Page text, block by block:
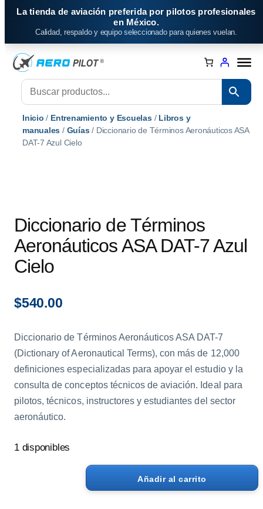
Saltar
La tienda de aviación preferida por pilotos profesionales
en México.
Calidad, respaldo y equipo seleccionado para quienes vuelan.
Inicio / Entrenamiento y Escuelas/ Libros y
manuales / Guías/ Diccionario de Términos Aeronáuticos ASA
DAT-7 Azul Cielo
Diccionario de Términos
Aeronáuticos ASA DAT-7 Azul
Cielo
$540.00
Diccionario de Términos Aeronáuticos ASA DAT-7
(Dictionary of Aeronautical Terms), con más de 12,000
definiciones especializadas para apoyar el estudio y la
consulta de conceptos técnicos de aviación. Ideal para
pilotos, técnicos, instructores y estudiantes del sector
aeronáutico.
1 disponibles
Añadir al carrito